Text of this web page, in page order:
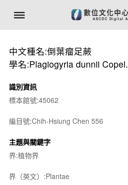
中文種名:倒葉瘤足蕨
學名:Plagiogyria dunnii Copel.
識別資訊
標本館號:45062
編目號:Chih-Hsiung Chen 556
主題與關鍵字
界:植物界
界（英文）:Plantae